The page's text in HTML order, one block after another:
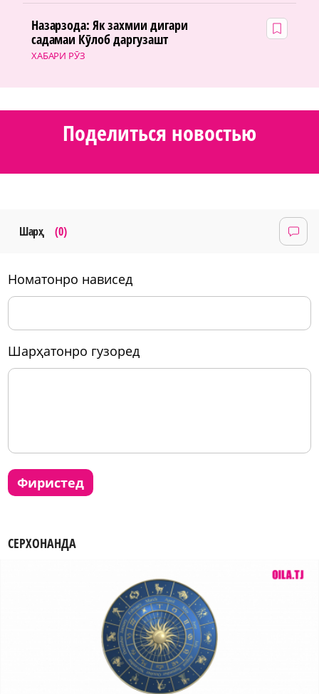
ХАБАРИ РӮЗ
Назарзода: Як захмии дигари
садамаи Кӯлоб даргузашт
Поделиться новостью
Шарҳ (0)
номатонро нависед
шарҳатонро гузоред
фиристед
СЕРХОНАНДА